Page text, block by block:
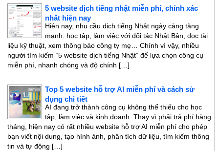
5 website dịch tiếng nhật miễn phí, chính xác
nhất hiện nay
Hiện nay, nhu cầu dịch tiếng Nhật ngày càng tăng
mạnh: học tập, làm việc với đối tác Nhật Bản, đọc tài
liệu kỹ thuật, xem thông báo công ty mẹ… Chính vì vậy, nhiều
người tìm kiếm “5 website dịch tiếng Nhật” để lựa chọn công cụ
miễn phí, nhanh chóng và độ chính […]
Top 5 website hỗ trợ AI miễn phí và cách sử
dụng chi tiết
AI đang trở thành công cụ không thể thiếu cho học
tập, làm việc và kinh doanh. Thay vì phải trả phí hàng
tháng, hiện nay có rất nhiều website hỗ trợ AI miễn phí cho phép
bạn viết nội dung, tạo hình ảnh, phân tích dữ liệu, tìm kiếm thông
tin và tự động […]